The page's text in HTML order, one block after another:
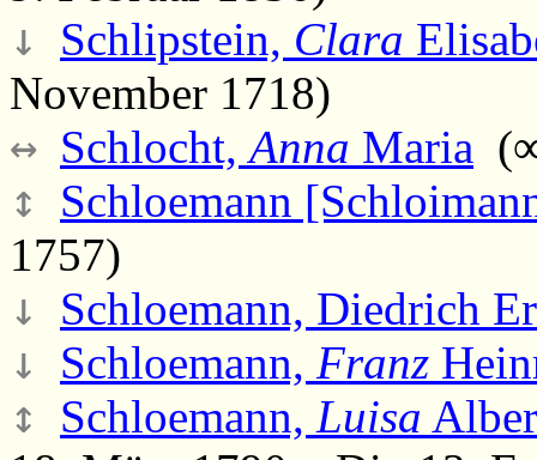
↓ Schlipstein, Clara
November 1718)
↔ Schlocht,Anna Maria
↕
Schloemann
1757)
↓ Schloemann, Diedrich
↓ Schloemann, Franz
↕ Schloemann, Luisa